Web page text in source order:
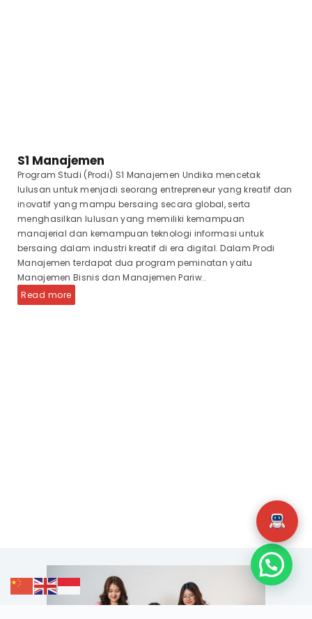
S1 Manajemen
Program Studi (Prodi) S1 Manajemen Undika mencetak
lulusan untuk menjadi seorang entrepreneur yang kreatif dan
inovatif yang mampu bersaing secara global, serta
menghasilkan lulusan yang memiliki kemampuan
manajerial dan kemampuan teknologi informasi untuk
bersaing dalam industri kreatif di era digital. Dalam Prodi
Manajemen terdapat dua program peminatan yaitu
Manajemen Bisnis dan Manajemen Pariw..
Read more